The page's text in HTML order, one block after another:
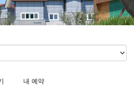
내 예약